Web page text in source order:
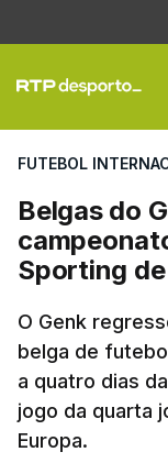
FUTEBOL
Belgas do
Sporting
O Genk
belga de
a quatro dias
jogo da quarta
Europa.